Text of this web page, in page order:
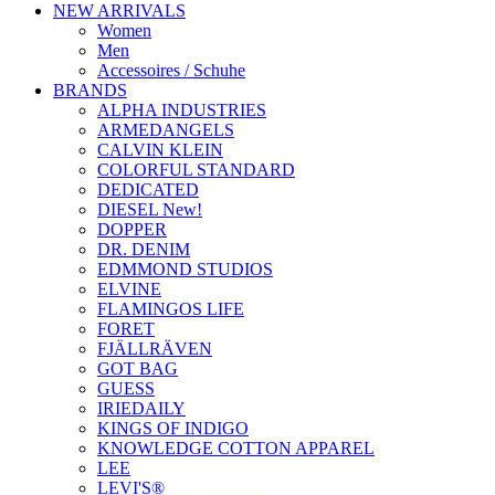
NEW ARRIVALS
Women
Men
Accessoires / Schuhe
BRANDS
ALPHA INDUSTRIES
ARMEDANGELS
CALVIN KLEIN
COLORFUL STANDARD
DEDICATED
DIESEL New!
DOPPER
DR. DENIM
EDMMOND STUDIOS
ELVINE
FLAMINGOS LIFE
FORET
FJÄLLRÄVEN
GOT BAG
GUESS
IRIEDAILY
KINGS OF INDIGO
KNOWLEDGE COTTON APPAREL
LEE
LEVI'S®